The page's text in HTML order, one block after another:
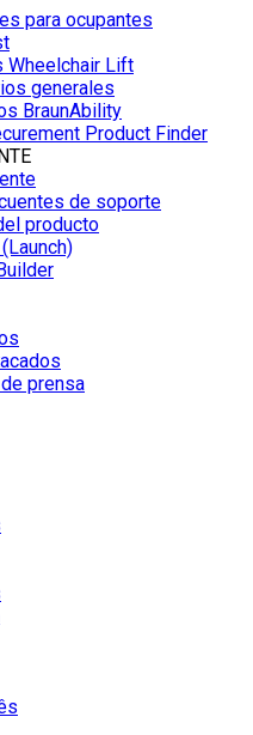
para ocupantes
Wheelchair Lift
generales
BraunAbility
Product Finder
de soporte
producto
prensa